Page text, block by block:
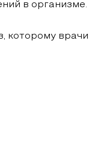
в организме.
которому врачи